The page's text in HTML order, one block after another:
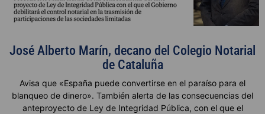
José Alberto Marín, decano del Colegio Notarial
de Cataluña
Avisa que «España puede convertirse en el paraíso para el
blanqueo de dinero». También alerta de las consecuencias del
anteproyecto de Ley de Integridad Pública, con el que el